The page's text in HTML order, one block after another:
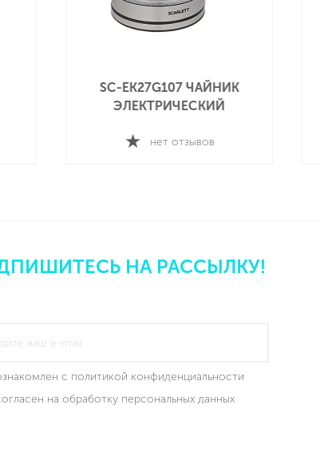
SC-EK27G114 ЧАЙНИК
ЭЛЕКТРИЧЕСКИЙ
нет отзывов
НА РАССЫЛКУ!
с политикой конфиденциальности
на обработку персональных данных